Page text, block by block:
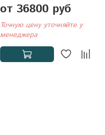
от 36800 руб
Точную цену уточняйте у
менеджера